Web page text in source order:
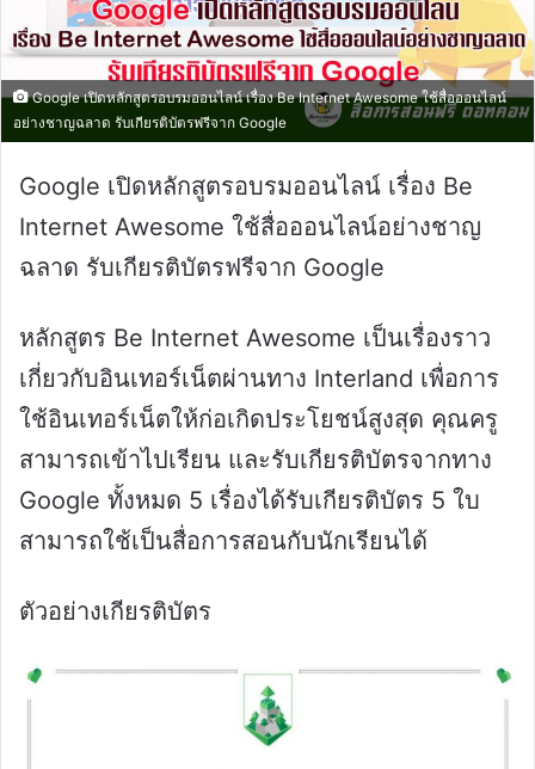
Google เปิดหลักสูตรอบรมออนไลน์ เรื่อง Be Internet Awesome ใช้สื่อออนไลน์
อย่างชาญฉลาด รับเกียรติบัตรฟรีจาก Google
Google เปิดหลักสูตรอบรมออนไลน์ เรื่อง Be
Internet Awesome ใช้สื่อออนไลน์อย่างชาญ
ฉลาด รับเกียรติบัตรฟรีจาก Google
หลักสูตร Be Internet Awesome เป็นเรื่องราว
เกี่ยวกับอินเทอร์เน็ตผ่านทาง Interland เพื่อการ
ใช้อินเทอร์เน็ตให้ก่อเกิดประโยชน์สูงสุด คุณครู
สามารถเข้าไปเรียน และรับเกียรติบัตรจากทาง
Google ทั้งหมด 5 เรื่องได้รับเกียรติบัตร 5 ใบ
สามารถใช้เป็นสื่อการสอนกับนักเรียนได้
ตัวอย่างเกียรติบัตร